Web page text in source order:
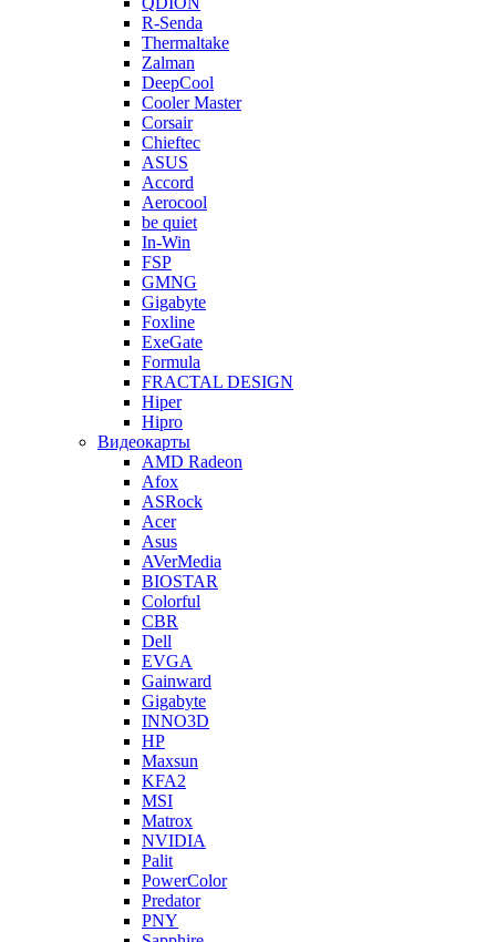
R-Senda
Thermaltake
Zalman
DeepCool
Cooler Master
Corsair
Chieftec
ASUS
Accord
Aerocool
be quiet
In-Win
FSP
GMNG
Gigabyte
Foxline
ExeGate
Formula
FRACTAL DESIGN
Hiper
Hipro
Видеокарты
AMD Radeon
Afox
ASRock
Acer
Asus
AVerMedia
BIOSTAR
Colorful
CBR
Dell
EVGA
Gainward
Gigabyte
INNO3D
HP
Maxsun
KFA2
MSI
Matrox
NVIDIA
Palit
PowerColor
Predator
PNY